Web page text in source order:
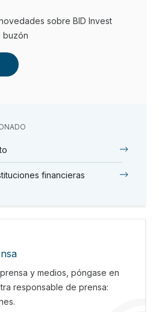
sobre BID Invest
buzón
financieras
y medios, póngase en
responsable de prensa: